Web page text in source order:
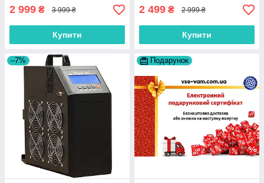
2 999 ₴ 3 999 ₴
Купити
2 499 ₴ 2 999 ₴
Купити
–7% Подарунок